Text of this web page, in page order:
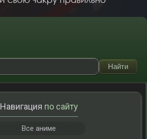
Навигация по сайту
Все аниме